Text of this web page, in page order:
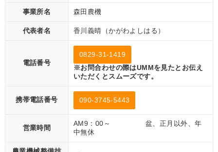
事業所名 森田農機
代表者名 香川義晴（かがわよしはる）
電話番号
0829-31-1419
※お問合わせの際はUMMを見たとお伝え
いただくとスムーズです。
携帯電話番号 090-3745-5443
営業時間
AM9：00～ 盆、正月以外、年
中無休